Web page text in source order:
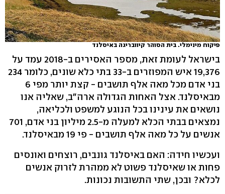
פיקוח מינימלי. בית הסוהר קיוובריגה באיסלנד
בישראל לעומת זאת, מספר האסירים ב-2018 עמד על
19,376 איש המפוזרים ב-33 בתי כלא שונים, כלומר 234
בני אדם מכל מאה אלף תושבים - קצת יותר מפי 6
מבאיסלנד. אצל האחות הגדולה ארה"ב, שאליה אנו
נושאים את עינינו בכל הנוגע למשפט ולכליאה,
נמצאים בבתי הכלא למעלה מ-2.5 מיליון בני אדם, 701
אנשים על כל מאה אלף תושבים - פי 19 מבאיסלנד.
ועכשיו חידה: האם באיסלנד גונבים, רוצחים ואונסים
פחות או שאיסלנד פשוט לא ממהרת לזרוק אנשים
לכלא? ובכן, שתי התשובות נכונות.